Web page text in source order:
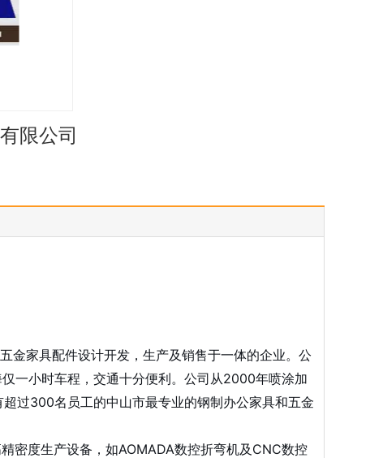
限公司
金家具配件设计开发，生产及销售于一体的企业。公
一小时车程，交通十分便利。公司从2000年喷涂加
过300名员工的中山市最专业的钢制办公家具和五金
度生产设备，如AOMADA数控折弯机及CNC数控